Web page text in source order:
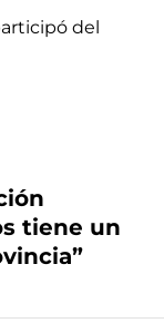
tiene un